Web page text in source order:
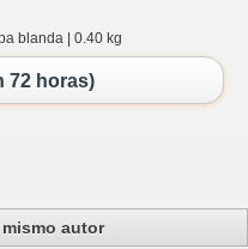
blanda | 0.40 kg
72 horas)
autor